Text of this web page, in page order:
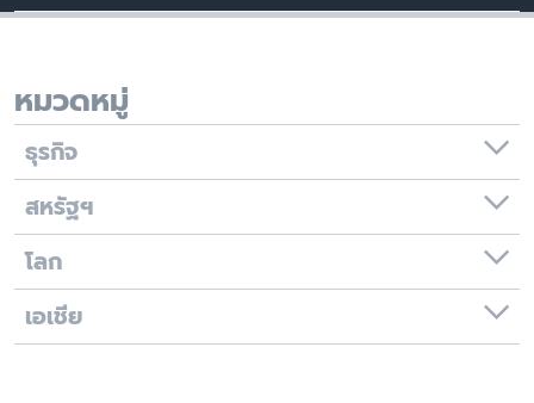
หมวดหมู่
ธุรกิจ
สหรัฐฯ
โลก
เอเชีย